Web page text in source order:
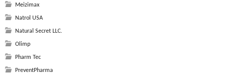
Meizimax
Natrol USA
Natural Secret LLC.
Olimp
Pharm Tec
PreventPharma